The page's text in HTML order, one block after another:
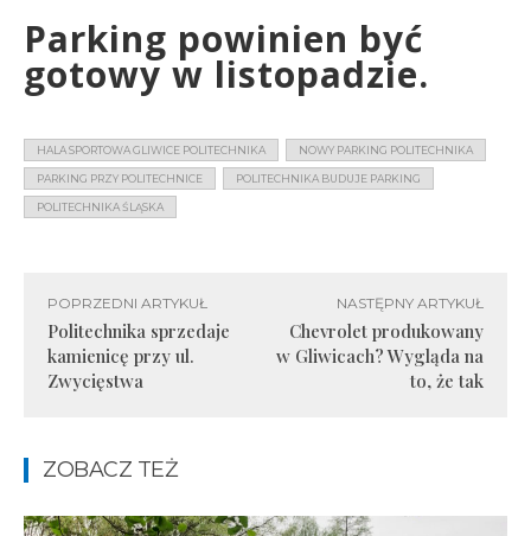
Parking powinien być
gotowy w listopadzie.
HALA SPORTOWA GLIWICE POLITECHNIKA NOWY PARKING POLITECHNIKA
PARKING PRZY POLITECHNICE POLITECHNIKA BUDUJE PARKING
POLITECHNIKA ŚLĄSKA
POPRZEDNI ARTYKUŁ
Politechnika sprzedaje
kamienicę przy ul.
Zwycięstwa
NASTĘPNY ARTYKUŁ
Chevrolet produkowany
w Gliwicach? Wygląda na
to, że tak
ZOBACZ TEŻ